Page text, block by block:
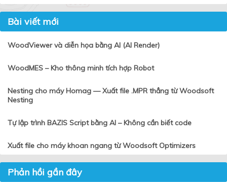
Bài viết mới
WoodViewer và diễn họa bằng AI (AI Render)
WoodMES – Kho thông minh tích hợp Robot
Nesting cho máy Homag — Xuất file .MPR thẳng từ Woodsoft
Nesting
Tự lập trình BAZIS Script bằng AI – Không cần biết code
Xuất file cho máy khoan ngang từ Woodsoft Optimizers
Phản hồi gần đây